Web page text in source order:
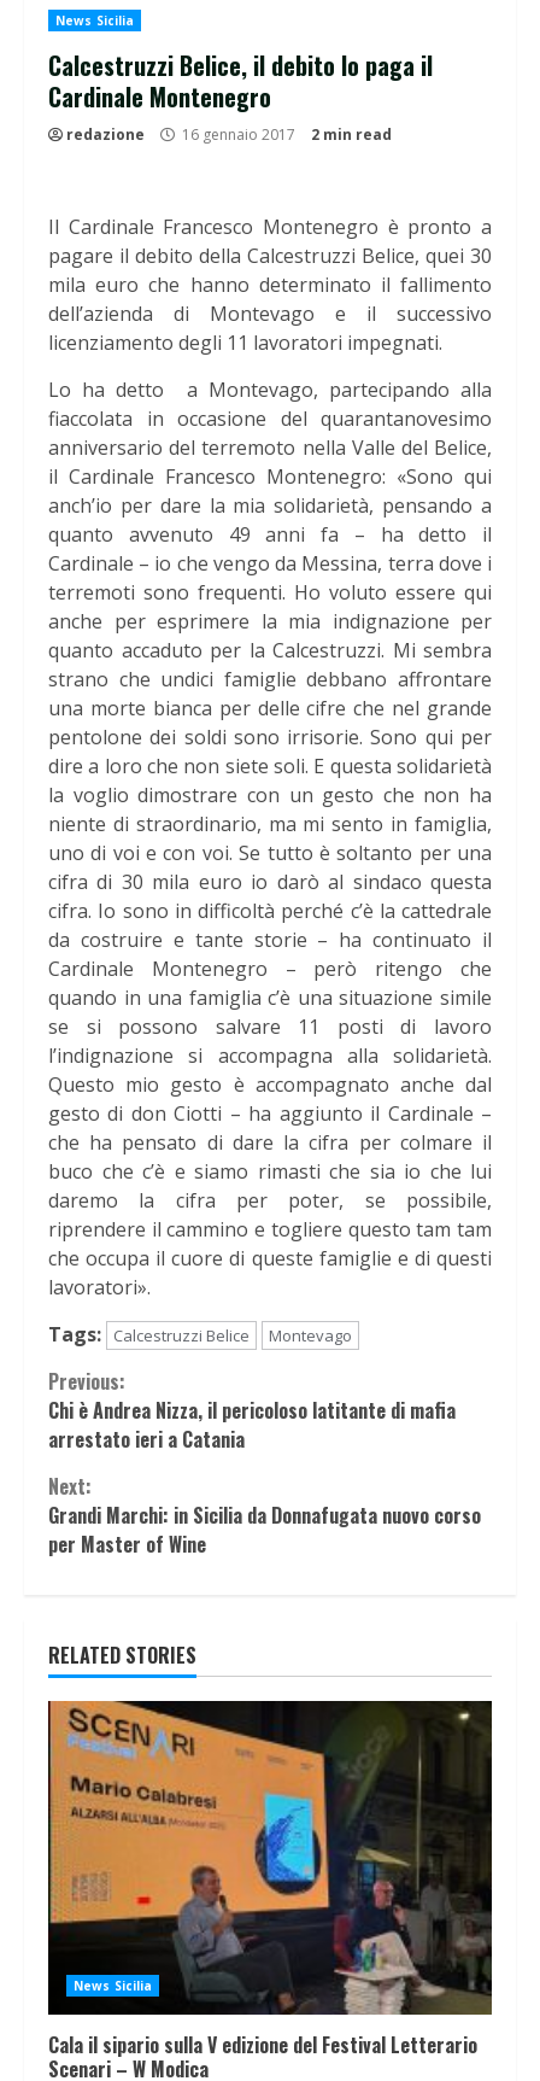
News Sicilia
Calcestruzzi Belice, il debito lo paga il
Cardinale Montenegro
redazione 16 gennaio 2017 2 min read
Il Cardinale Francesco Montenegro è pronto a
pagare il debito della Calcestruzzi Belice, quei 30
mila euro che hanno determinato il fallimento
dell’azienda di Montevago e il successivo
licenziamento degli 11 lavoratori impegnati.
Lo ha detto a Montevago, partecipando alla
fiaccolata in occasione del quarantanovesimo
anniversario del terremoto nella Valle del Belice,
il Cardinale Francesco Montenegro: «Sono qui
anch’io per dare la mia solidarietà, pensando a
quanto avvenuto 49 anni fa – ha detto il
Cardinale – io che vengo da Messina, terra dove i
terremoti sono frequenti. Ho voluto essere qui
anche per esprimere la mia indignazione per
quanto accaduto per la Calcestruzzi. Mi sembra
strano che undici famiglie debbano affrontare
una morte bianca per delle cifre che nel grande
pentolone dei soldi sono irrisorie. Sono qui per
dire a loro che non siete soli. E questa solidarietà
la voglio dimostrare con un gesto che non ha
niente di straordinario, ma mi sento in famiglia,
uno di voi e con voi. Se tutto è soltanto per una
cifra di 30 mila euro io darò al sindaco questa
cifra. Io sono in difficoltà perché c’è la cattedrale
da costruire e tante storie – ha continuato il
Cardinale Montenegro – però ritengo che
quando in una famiglia c’è una situazione simile
se si possono salvare 11 posti di lavoro
l’indignazione si accompagna alla solidarietà.
Questo mio gesto è accompagnato anche dal
gesto di don Ciotti – ha aggiunto il Cardinale –
che ha pensato di dare la cifra per colmare il
buco che c’è e siamo rimasti che sia io che lui
daremo la cifra per poter, se possibile,
riprendere il cammino e togliere questo tam tam
che occupa il cuore di queste famiglie e di questi
lavoratori».
Tags:
Calcestruzzi Belice Montevago
Continue
Reading
Previous:
Chi è Andrea Nizza, il pericoloso latitante di mafia
arrestato ieri a Catania
Next:
Grandi Marchi: in Sicilia da Donnafugata nuovo corso
per Master of Wine
RELATED STORIES
News Sicilia
Cala il sipario sulla V edizione del Festival Letterario
Scenari – W Modica